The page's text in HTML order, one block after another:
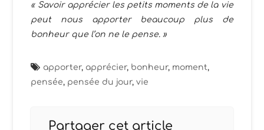
« Savoir apprécier les petits moments de la vie
peut nous apporter beaucoup plus de
bonheur que l’on ne le pense. »
apporter, apprécier, bonheur, moment,
pensée, pensée du jour,vie
Partager cet article